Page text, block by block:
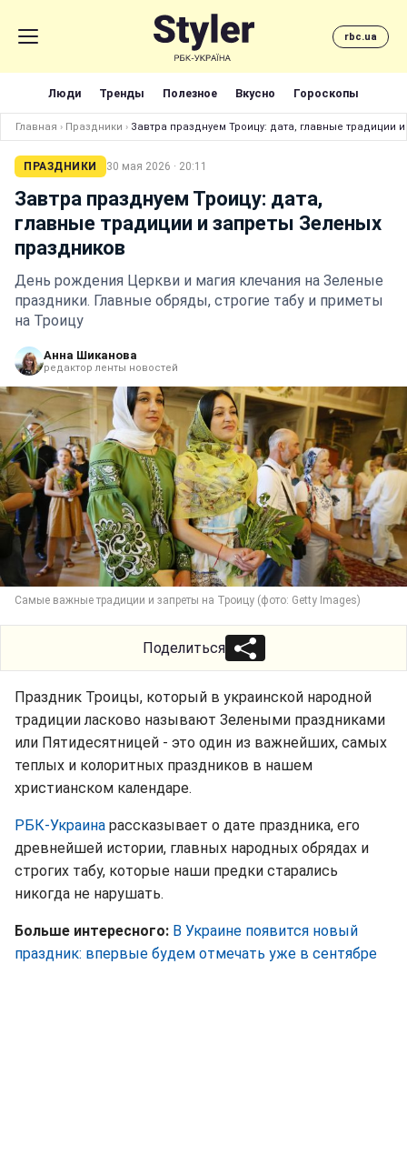
rbc.ua
Люди Тренды Полезное Вкусно Гороскопы
Главная › Праздники › Завтра празднуем Троицу: дата, главные традиции
ПРАЗДНИКИ 30 мая 2026 · 20:11
Завтра празднуем Троицу: дата,
главные традиции и запреты Зеленых
праздников
День рождения Церкви и магия клечания на Зеленые
праздники. Главные обряды, строгие табу и приметы
на Троицу
Анна Шиканова
редактор ленты новостей
Самые важные традиции и запреты на Троицу (фото: Getty Images)
Поделиться
Праздник Троицы, который в украинской народной
традиции ласково называют Зелеными праздниками
или Пятидесятницей - это один из важнейших, самых
теплых и колоритных праздников в нашем
христианском календаре.
РБК-Украина рассказывает о дате праздника, его
древнейшей истории, главных народных обрядах и
строгих табу, которые наши предки старались
никогда не нарушать.
Больше интересного: В Украине появится новый
праздник: впервые будем отмечать уже в сентябре